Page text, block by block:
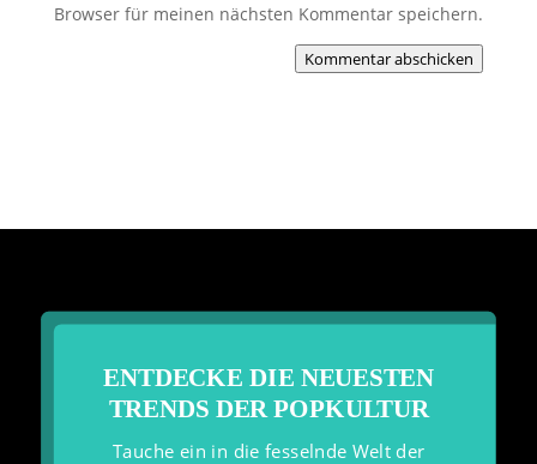
Browser für meinen nächsten Kommentar speichern.
Kommentar abschicken
ENTDECKE DIE NEUESTEN
TRENDS DER POPKULTUR
Tauche ein in die fesselnde Welt der